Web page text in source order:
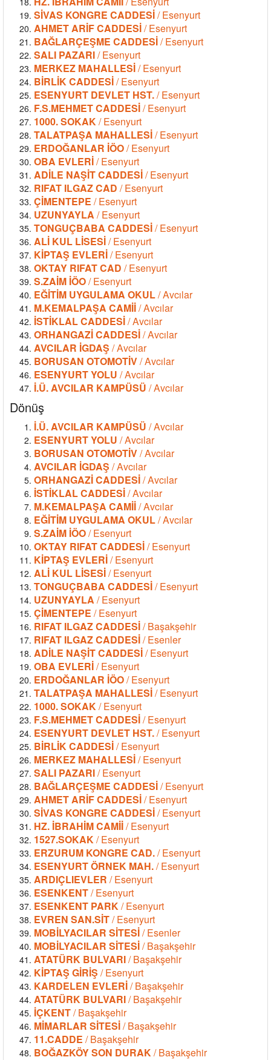
SİVAS KONGRE CADDESİ/ Esenyurt
AHMET ARİF CADDESİ/ Esenyurt
BAĞLARÇEŞME CADDESİ/ Esenyurt
SALI PAZARI/ Esenyurt
MERKEZ MAHALLESİ/ Esenyurt
BİRLİK CADDESİ/ Esenyurt
ESENYURT DEVLET HST./ Esenyurt
F.S.MEHMET CADDESİ/ Esenyurt
1000. SOKAK/ Esenyurt
TALATPAŞA MAHALLESİ/ Esenyurt
ERDOĞANLAR İÖO/ Esenyurt
OBA EVLERİ/ Esenyurt
ADİLE NAŞİT CADDESİ/ Esenyurt
RIFAT ILGAZ CAD / Esenyurt
ÇİMENTEPE / Esenyurt
UZUNYAYLA / Esenyurt
TONGUÇBABA CADDESİ/ Esenyurt
ALİ KUL LİSESİ/ Esenyurt
KİPTAŞ EVLERİ/ Esenyurt
OKTAY RIFAT CAD / Esenyurt
S.ZAİM İÖO/ Esenyurt
EĞİTİM UYGULAMA OKUL/ Avcılar
M.KEMALPAŞA CAMİİ/ Avcılar
İSTİKLAL CADDESİ/ Avcılar
ORHANGAZİ CADDESİ/ Avcılar
AVCILAR İGDAŞ / Avcılar
BORUSAN OTOMOTİV/ Avcılar
ESENYURT YOLU / Avcılar
İ.Ü. AVCILAR KAMPÜSÜ / Avcılar
Dönüş
İ.Ü. AVCILAR KAMPÜSÜ / Avcılar
ESENYURT YOLU / Avcılar
BORUSAN OTOMOTİV/ Avcılar
AVCILAR İGDAŞ / Avcılar
ORHANGAZİ CADDESİ/ Avcılar
İSTİKLAL CADDESİ/ Avcılar
M.KEMALPAŞA CAMİİ/ Avcılar
EĞİTİM UYGULAMA OKUL/ Avcılar
S.ZAİM İÖO/ Esenyurt
OKTAY RIFAT CADDESİ/ Esenyurt
KİPTAŞ EVLERİ/ Esenyurt
ALİ KUL LİSESİ/ Esenyurt
TONGUÇBABA CADDESİ/ Esenyurt
UZUNYAYLA / Esenyurt
ÇİMENTEPE / Esenyurt
RIFAT ILGAZ CADDESİ/ Başakşehir
RIFAT ILGAZ CADDESİ/ Esenler
ADİLE NAŞİT CADDESİ/ Esenyurt
OBA EVLERİ/ Esenyurt
ERDOĞANLAR İÖO/ Esenyurt
TALATPAŞA MAHALLESİ/ Esenyurt
1000. SOKAK/ Esenyurt
F.S.MEHMET CADDESİ/ Esenyurt
ESENYURT DEVLET HST./ Esenyurt
BİRLİK CADDESİ/ Esenyurt
MERKEZ MAHALLESİ/ Esenyurt
SALI PAZARI/ Esenyurt
BAĞLARÇEŞME CADDESİ/ Esenyurt
AHMET ARİF CADDESİ/ Esenyurt
SİVAS KONGRE CADDESİ/ Esenyurt
HZ. İBRAHİM CAMİİ/ Esenyurt
1527.SOKAK/ Esenyurt
ERZURUM KONGRE CAD./ Esenyurt
ESENYURT ÖRNEK MAH./ Esenyurt
ARDIÇLIEVLER / Esenyurt
ESENKENT/ Esenyurt
ESENKENT PARK/ Esenyurt
EVREN SAN.SİT/ Esenyurt
MOBİLYACILAR SİTESİ/ Esenler
MOBİLYACILAR SİTESİ/ Başakşehir
ATATÜRK BULVARI/ Başakşehir
KİPTAŞ GİRİŞ / Esenyurt
KARDELEN EVLERİ/ Başakşehir
ATATÜRK BULVARI/ Başakşehir
İÇKENT/ Başakşehir
MİMARLAR SİTESİ/ Başakşehir
11.CADDE / Başakşehir
BOĞAZKÖY SON DURAK/ Başakşehir